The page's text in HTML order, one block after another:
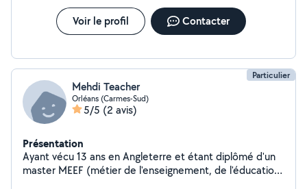
Voir le profil Contacter
Particulier
Mehdi Teacher
Orléans (Carmes-Sud)
5/5 (2 avis)
Présentation
Ayant vécu 13 ans en Angleterre et étant diplômé d'un
master MEEF (métier de l'enseignement, de l'éducation